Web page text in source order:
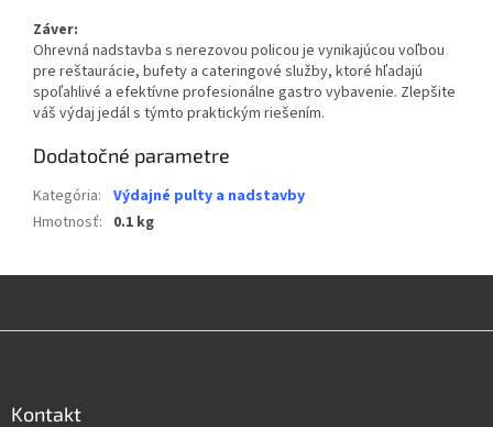
Záver:
Ohrevná nadstavba s nerezovou policou je vynikajúcou voľbou
pre reštaurácie, bufety a cateringové služby, ktoré hľadajú
spoľahlivé a efektívne profesionálne gastro vybavenie. Zlepšite
váš výdaj jedál s týmto praktickým riešením.
Dodatočné parametre
Kategória: Výdajné pulty a nadstavby
Hmotnosť: 0.1 kg
Kontakt